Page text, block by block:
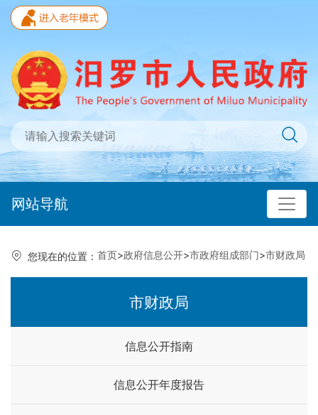
网站导航
您现在的位置： 首页>政府信息公开>市政府组成部门>市财政局
市财政局
信息公开指南
信息公开年度报告